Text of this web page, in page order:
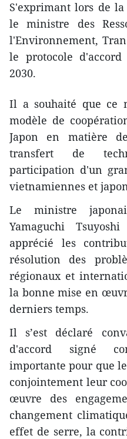
S'exprimant lors de
le ministre des
l'Environnement,
le protocole
2030.
Il a souhaité que ce
modèle de
Japon en matière
transfert de
participation d'un
vietnamiennes et
Le ministre
Yamaguchi
apprécié les
résolution des
régionaux et
la bonne mise en
derniers temps.
Il s’est déclaré
d'accord signé
importante pour que
conjointement leur
œuvre des
changement
effet de serre, la